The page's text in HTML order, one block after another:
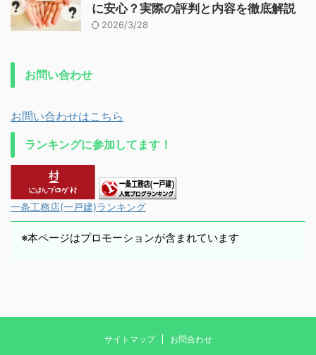
に安心？実際の評判と内容を徹底解説
2026/3/28
お問い合わせ
お問い合わせはこちら
ランキングに参加してます！
一条工務店(一戸建)ランキング
※本ページはプロモーションが含まれています
サイトマップ お問合わせ